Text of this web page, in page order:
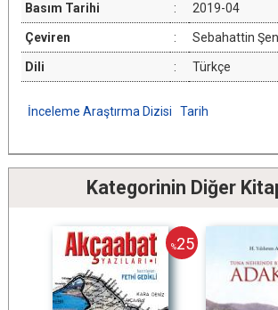
Basım Tarihi : 2019-04
Çeviren : Sebahattin
Dili : Türkçe
İnceleme Araştırma Dizisi Tarih
Kategorinin Diğer
25